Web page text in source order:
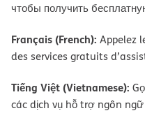
чтобы получить
Français (French): Appelez
des services gratuits
Tiếng Việt (Vietnamese):
các dịch vụ hỗ trợ ngôn